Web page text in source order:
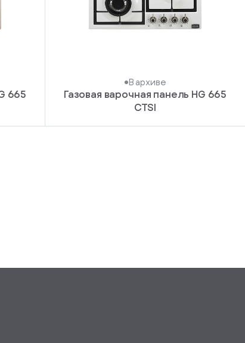
665
В архиве
Газовая варочная панель HG 665
CTSI